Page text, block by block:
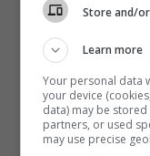
Store and/
Learn more
Your personal data
your device
data) may be
partners, or used
may use precise